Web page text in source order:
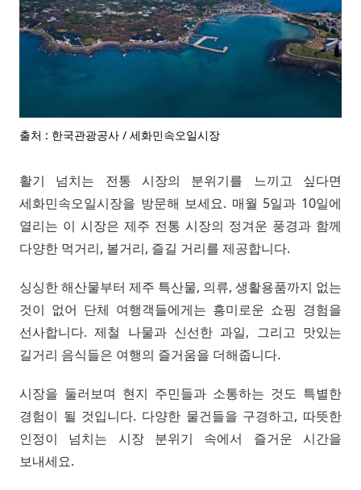
출처 : 한국관광공사 / 세화민속오일시장
활기 넘치는 전통 시장의 분위기를 느끼고 싶다면
세화민속오일시장을 방문해 보세요. 매월 5일과 10일에
열리는 이 시장은 제주 전통 시장의 정겨운 풍경과 함께
다양한 먹거리, 볼거리, 즐길 거리를 제공합니다.
싱싱한 해산물부터 제주 특산물, 의류, 생활용품까지 없는
것이 없어 단체 여행객들에게는 흥미로운 쇼핑 경험을
선사합니다. 제철 나물과 신선한 과일, 그리고 맛있는
길거리 음식들은 여행의 즐거움을 더해줍니다.
시장을 둘러보며 현지 주민들과 소통하는 것도 특별한
경험이 될 것입니다. 다양한 물건들을 구경하고, 따뜻한
인정이 넘치는 시장 분위기 속에서 즐거운 시간을
보내세요.